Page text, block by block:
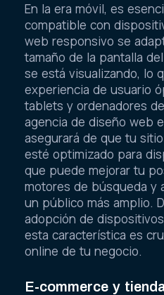
En la era móvil, es
compatible con
web responsivo se
tamaño de la pantalla
se está visualizando, lo
experiencia de usuario
tablets y ordenadores
agencia de diseño web
asegurará de que tu
esté optimizado para
que puede mejorar tu
motores de búsqueda y
un público más amplio.
adopción de
esta característica es
online de tu negocio.
E-commerce y